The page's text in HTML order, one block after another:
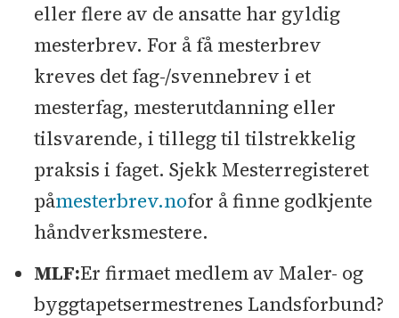
eller flere av de ansatte har gyldig
mesterbrev. For å få mesterbrev
kreves det fag-/svennebrev i et
mesterfag, mesterutdanning eller
tilsvarende, i tillegg til tilstrekkelig
praksis i faget. Sjekk Mesterregisteret
påmesterbrev.nofor å finne godkjente
håndverksmestere.
MLF:Er firmaet medlem av Maler- og
byggtapetsermestrenes Landsforbund?